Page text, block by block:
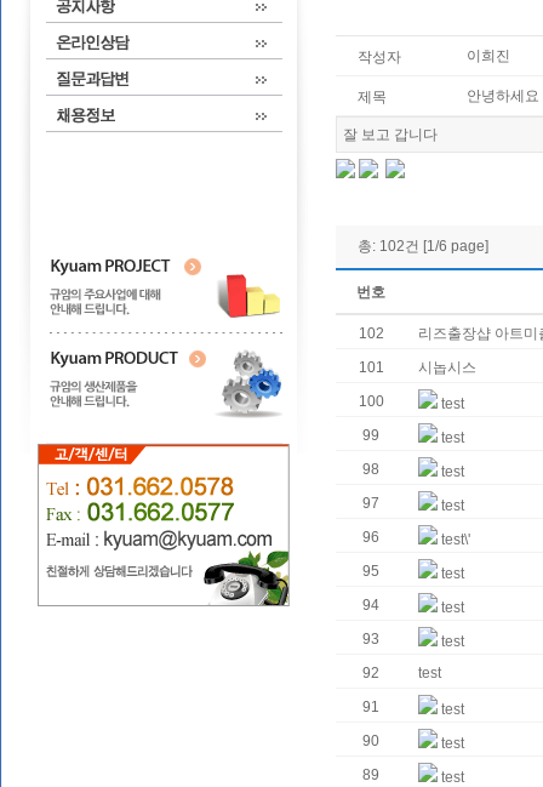
작성자 이희진
제목 안녕하세요
잘 보고 갑니다
LG
유
총: 102건 [1/6 page]
번호
102
리즈출장샵 아트
101
시놉시스
100
test
99
test
98
test
97
test
96
test\'
95
test
94
test
93
test
92
test
91
test
90
test
89
test